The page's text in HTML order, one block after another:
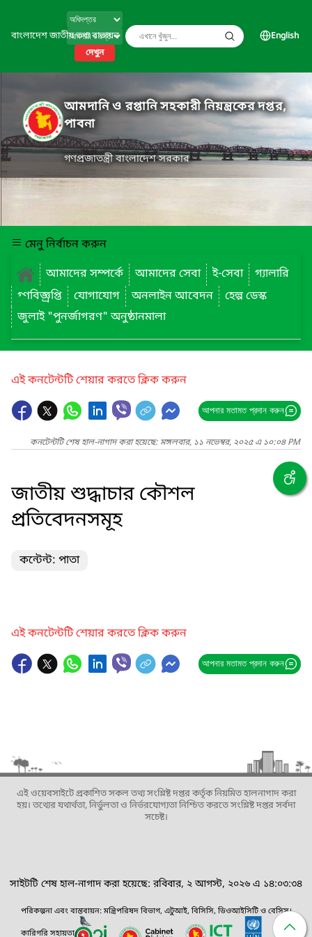
বাংলাদেশ জাতীয় তথ্য বাতায়ন
দেখুন
English
আমদানি ও রপ্তানি সহকারী নিয়ন্ত্রকের দপ্তর,
পাবনা
গণপ্রজাতন্ত্রী বাংলাদেশ সরকার
মেনু নির্বাচন করুন
আমাদের সম্পর্কে
আমাদের সেবা ই-সেবা
গ্যালারি
গ্ণবিজ্ঞ্রপ্তি
যোগাযোগ অনলাইন আবেদন
হেল্প ডেস্ক
জুলাই "পুনর্জাগরণ" অনুষ্ঠানমালা
এই কনটেন্টটি শেয়ার করতে ক্লিক করুন
আপনার মতামত প্রদান করুন
কনটেন্টটি শেষ হাল-নাগাদ করা হয়েছে: মঙ্গলবার, ১১ নভেম্বর, ২০২৫ এ ১০:০৪ PM
জাতীয় শুদ্ধাচার কৌশল
প্রতিবেদনসমূহ
কন্টেন্ট: পাতা
এই কনটেন্টটি শেয়ার করতে ক্লিক করুন
আপনার মতামত প্রদান করুন
এই ওয়েবসাইটে প্রকাশিত সকল তথ্য সংশ্লিষ্ট দপ্তর কর্তৃক নিয়মিত হালনাগাদ করা
হয়। তথ্যের যথার্থতা, নির্ভুলতা ও নির্ভরযোগ্যতা নিশ্চিত করতে সংশ্লিষ্ট দপ্তর সর্বদা
সচেষ্ট।
সাইটটি শেষ হাল-নাগাদ করা হয়েছে: রবিবার, ২ আগস্ট, ২০২৬ এ ১৪:০৩:৩৪
পরিকল্পনা এবং বাস্তবায়ন: মন্ত্রিপরিষদ বিভাগ, এটুআই, বিসিসি, ডিওআইসিটি ও বেসিস।
কারিগরি সহায়তা